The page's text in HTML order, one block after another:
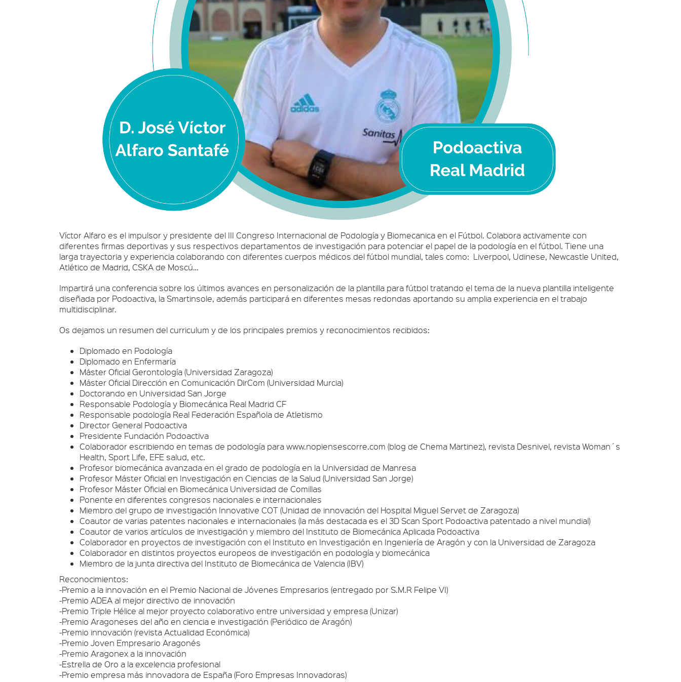
Víctor Alfaro es el impulsor y presidente del III Congreso Internacional de Podología y Biomecanica en el Fútbol. Colabora activamente con
diferentes firmas deportivas y sus respectivos departamentos de investigación para potenciar el papel de la podología en el fútbol. Tiene una
larga trayectoria y experiencia colaborando con diferentes cuerpos médicos del fútbol mundial, tales como: Liverpool, Udinese, Newcastle United,
Atlético de Madrid, CSKA de Moscú…
Impartirá una conferencia sobre los últimos avances en personalización de la plantilla para fútbol tratando el tema de la nueva plantilla inteligente
diseñada por Podoactiva, la Smartinsole, además participará en diferentes mesas redondas aportando su amplia experiencia en el trabajo
multidisciplinar.
Os dejamos un resumen del curriculum y de los principales premios y reconocimientos recibidos:
Diplomado en Podología
Diplomado en Enfermaría
Máster Oficial Gerontología (Universidad Zaragoza)
Máster Oficial Dirección en Comunicación DirCom (Universidad Murcia)
Doctorando en Universidad San Jorge
Responsable Podología y Biomecánica Real Madrid CF
Responsable podología Real Federación Española de Atletismo
Director General Podoactiva
Presidente Fundación Podoactiva
Colaborador escribiendo en temas de podología para www.nopiensescorre.com (blog de Chema Martinez), revista Desnivel, revista Woman´s
Health, Sport Life, EFE salud, etc.
Profesor biomecánica avanzada en el grado de podología en la Universidad de Manresa
Profesor Máster Oficial en Investigación en Ciencias de la Salud (Universidad San Jorge)
Profesor Máster Oficial en Biomecánica Universidad de Comillas
Ponente en diferentes congresos nacionales e internacionales
Miembro del grupo de investigación Innovative COT (Unidad de innovación del Hospital Miguel Servet de Zaragoza)
Coautor de varias patentes nacionales e internacionales (la más destacada es el 3D Scan Sport Podoactiva patentado a nivel mundial)
Coautor de varios artículos de investigación y miembro del Instituto de Biomecánica Aplicada Podoactiva
Colaborador en proyectos de investigación con el Instituto en Investigación en Ingeniería de Aragón y con la Universidad de Zaragoza
Colaborador en distintos proyectos europeos de investigación en podología y biomecánica
Miembro de la junta directiva del Instituto de Biomecánica de Valencia (IBV)
Reconocimientos:
-Premio a la innovación en el Premio Nacional de Jóvenes Empresarios (entregado por S.M.R Felipe VI)
-Premio ADEA al mejor directivo de innovación
-Premio Triple Hélice al mejor proyecto colaborativo entre universidad y empresa (Unizar)
-Premio Aragoneses del año en ciencia e investigación (Periódico de Aragón)
-Premio innovación (revista Actualidad Económica)
-Premio Joven Empresario Aragonés
-Premio Aragonex a la innovación
-Estrella de Oro a la excelencia profesional
-Premio empresa más innovadora de España (Foro Empresas Innovadoras)